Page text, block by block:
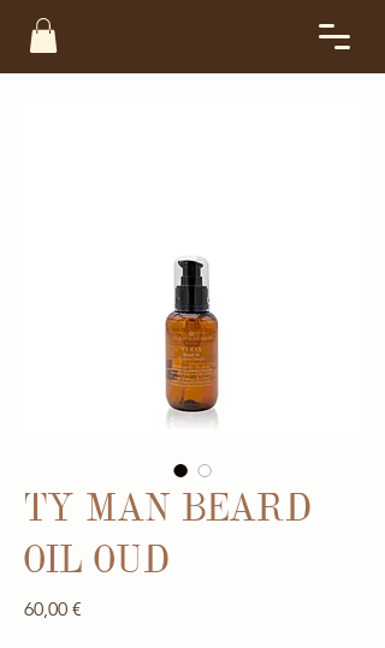
TY MAN BEARD
OIL OUD
60,00 €